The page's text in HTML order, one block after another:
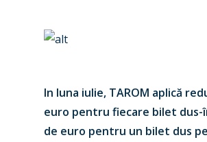
In luna iulie, TAROM aplică
euro pentru fiecare bilet dus-
de euro pentru un bilet dus